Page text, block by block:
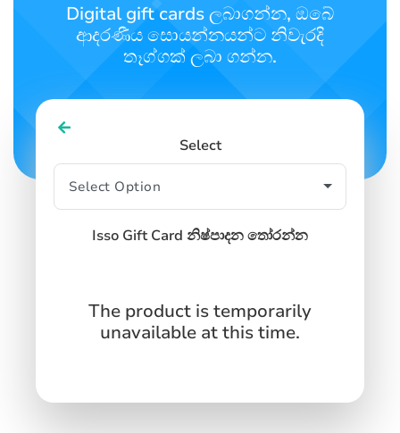
SIGN IN
Digital gift cards ලබාගන්න, ඔබේ
ආදරණීය සොයන්නයන්ට නිවැරදි
තෑග්ගක් ලබා ගන්න.
Select
Isso Gift Card නිෂ්පාදන තෝරන්න
The product is temporarily
unavailable at this time.